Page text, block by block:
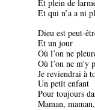
Et plein de
Et qui n’a a ni
Dieu est peut-
Et un jour
Où l’on ne
Où l’on ne m'y
Je reviendrai à
Un petit enfant
Pour toujours
Maman,